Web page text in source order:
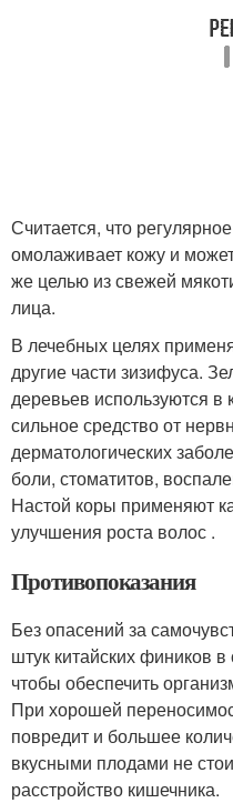
Считается, что
омолаживает кожу и
же целью из свежей
лица.
В лечебных целях
другие части зизифуса.
деревьев используются в
сильное средство от
дерматологических
боли, стоматитов,
Настой коры применяют
улучшения роста волос .
Противопоказания
Без опасений за
штук китайских фиников в
чтобы обеспечить
При хорошей
повредит и большее
вкусными плодами не
расстройство кишечника.